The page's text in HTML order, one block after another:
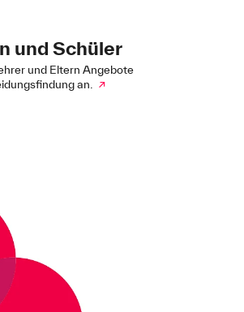
und Schüler
und Eltern Angebote
an. ↗